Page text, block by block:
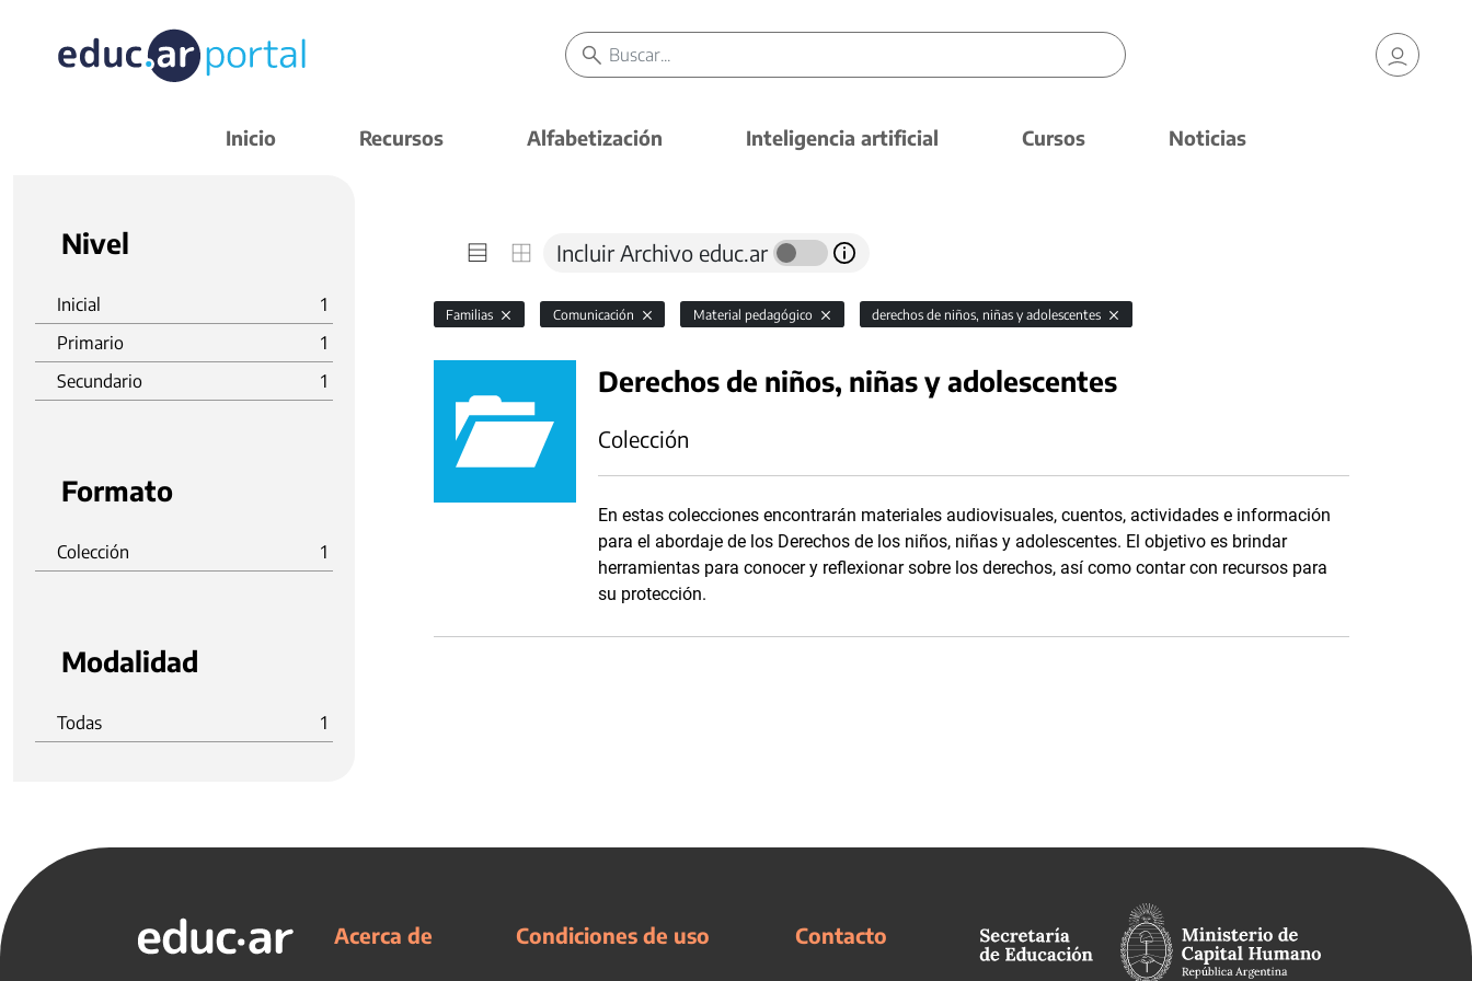
Inicio Recursos Alfabetización Inteligencia artificial Cursos Noticias
Nivel
Inicial
1
Primario
1
Secundario
1
Formato
Colección 1
Modalidad
Todas 1
Incluir Archivo educ.ar
Familias Comunicación Material pedagógico derechos de niños, niñas y adolescentes
Derechos de niños, niñas y adolescentes
Colección
En estas colecciones encontrarán materiales audiovisuales, cuentos, actividades e información
para el abordaje de los Derechos de los niños, niñas y adolescentes. El objetivo es brindar
herramientas para conocer y reflexionar sobre los derechos, así como contar con recursos para
su protección.
Acerca de Condiciones de uso Contacto